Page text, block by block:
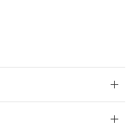
者が、当社の製
で利用すること
ロードするこ
非含有証明書